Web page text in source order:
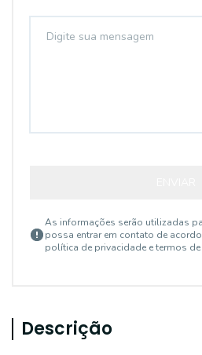
As informações serão utilizadas
possa entrar em contato de
política de privacidade e termos de
Descrição